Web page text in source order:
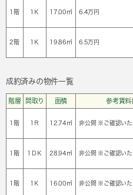
1階 1Ｋ 17.00㎡ 6.4万円
2階 1Ｋ 19.86㎡ 6.5万円
成約済みの物件一覧
階層 間取り 面積 参考賃料
1階 1Ｒ 12.74㎡ 非公開 ※ご確認いた
1階 1ＤＫ 28.94㎡ 非公開 ※ご確認いた
1階 1Ｋ 16.00㎡ 非公開 ※ご確認いた